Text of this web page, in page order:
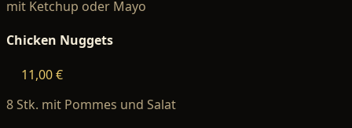
mit Ketchup oder Mayo
Chicken Nuggets
11,00 €
8 Stk. mit Pommes und Salat